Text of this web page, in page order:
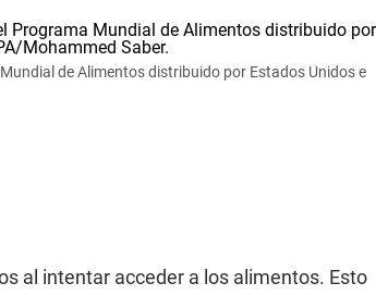
de Alimentos distribuido por Estados Unidos e
al intentar acceder a los alimentos. Esto